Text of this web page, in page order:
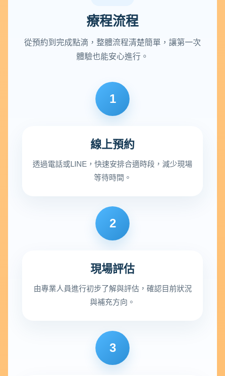
療程流程
從預約到完成點滴，整體流程清楚簡單，讓第一次
體驗也能安心進行。
1
線上預約
透過電話或LINE，快速安排合適時段，減少現場
等待時間。
2
現場評估
由專業人員進行初步了解與評估，確認目前狀況
與補充方向。
3